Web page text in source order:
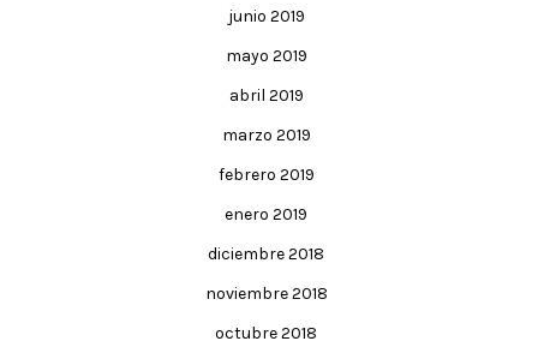
junio 2019
mayo 2019
abril 2019
marzo 2019
febrero 2019
enero 2019
diciembre 2018
noviembre 2018
octubre 2018